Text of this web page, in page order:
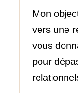
Mon
vers une
vous
pour